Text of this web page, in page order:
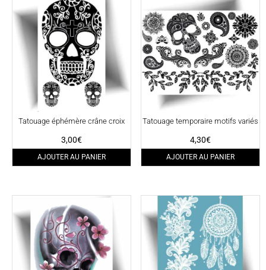
Tatouage éphémère crâne croix
3,00€
AJOUTER AU PANIER
Tatouage temporaire motifs variés
4,30€
AJOUTER AU PANIER